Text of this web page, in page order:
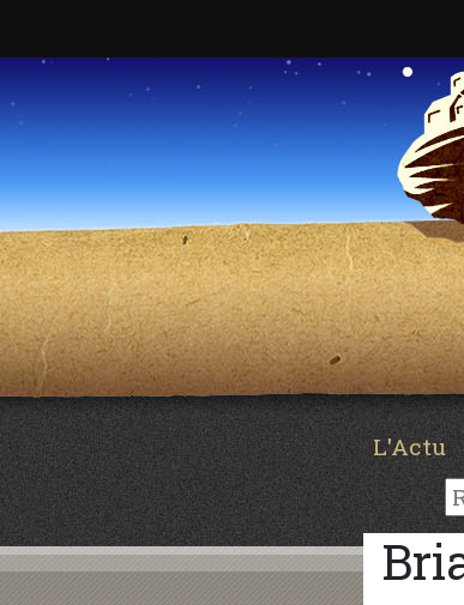
L'Actu